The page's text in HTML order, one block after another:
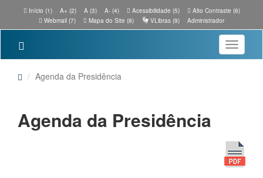
Início (1) A+ (2) A (3) A- (4) Acessibilidade (5)
Alto Contraste (6)
Webmail (7)
Mapa do Site (8) VLibras (9) Administrador
Toggle
Agenda da Presidência
Agenda da Presidência